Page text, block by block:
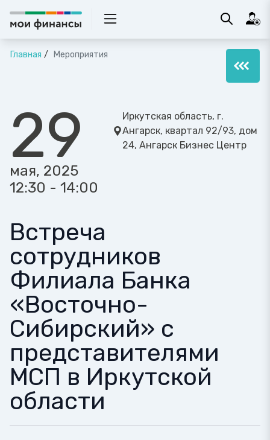
Главная Мероприятия
29
мая, 2025
12:30 - 14:00
Иркутская область, г.
Ангарск, квартал 92/93, дом
24, Ангарск Бизнес Центр
Встреча
сотрудников
Филиала Банка
«Восточно-
Сибирский» с
представителями
МСП в Иркутской
области